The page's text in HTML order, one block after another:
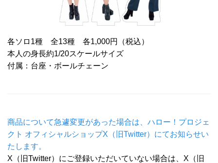
各ソロ1種 全13種 各1,000円（税込）
本人の身長約1/20スケールサイズ
付属：台座・ボールチェーン
商品について急遽変更があった場合は、ハロー！プロジェ
クト オフィシャルショップX（旧Twitter）にてお知らせい
たします。
X（旧Twitter）にご登録いただいていない場合は、X（旧